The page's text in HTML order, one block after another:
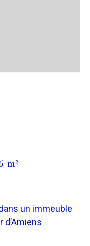
m²
un immeuble